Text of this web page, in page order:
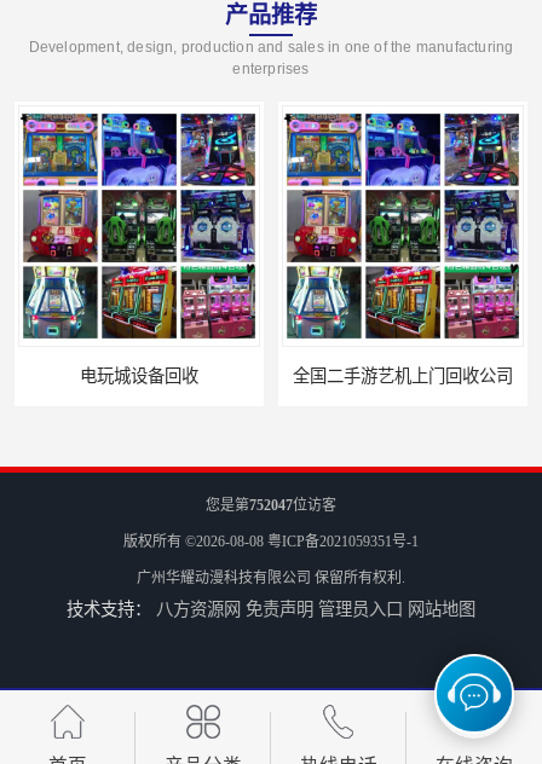
产品推荐
Development, design, production and sales in one of the manufacturing
enterprises
电玩城设备回收 全国二手游艺机上门回收公司
儿童机回收
您是第752047位访客
版权所有 ©2026-08-08 粤ICP备2021059351号-1
广州华耀动漫科技有限公司 保留所有权利.
技术支持： 八方资源网 免责声明 管理员入口 网站地图